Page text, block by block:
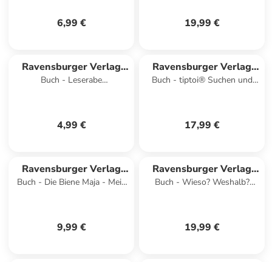
6,99 € 19,99 €
Ravensburger Verlag
GmbH
Buch - Leserabe
4,99 €
Ravensburger Verlag
GmbH
Buch - tiptoi® Suchen und
17,99 €
Ravensburger Verlag
GmbH
Buch - Die Biene Maja - Mein
9,99 €
Ravensburger Verlag
GmbH
Buch - Wieso? Weshalb?
19,99 €